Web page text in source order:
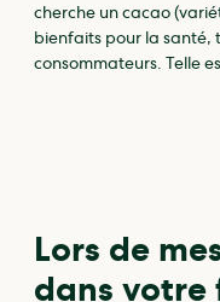
cherche un cacao
bienfaits pour la santé,
consommateurs. Telle
Lors de
dans votre